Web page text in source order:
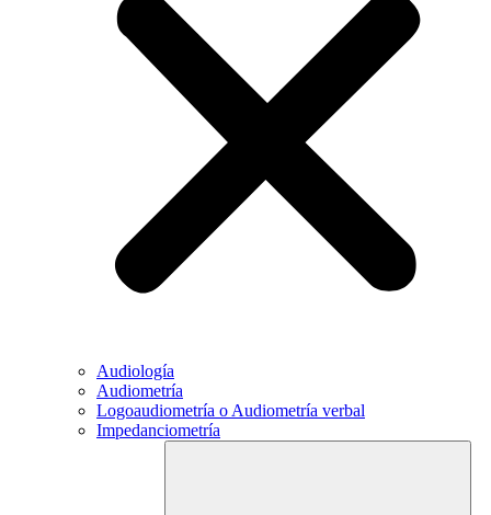
Audiología
Audiometría
Logoaudiometría o Audiometría verbal
Impedanciometría